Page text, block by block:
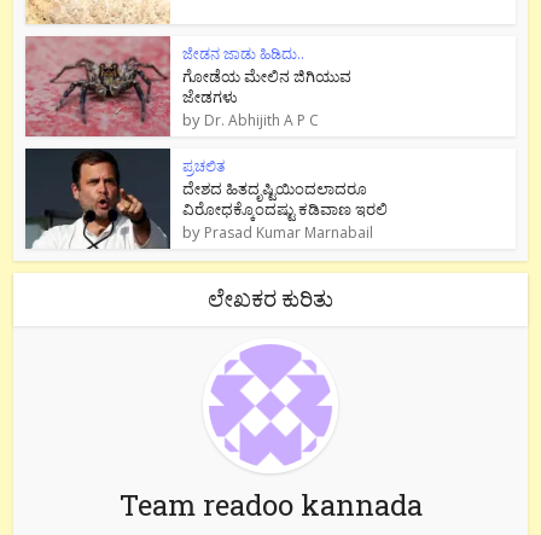
ಜೇಡನ ಜಾಡು ಹಿಡಿದು..
ಗೋಡೆಯ ಮೇಲಿನ ಜಿಗಿಯುವ
ಜೇಡಗಳು
by Dr. Abhijith A P C
ಪ್ರಚಲಿತ
ದೇಶದ ಹಿತದೃಷ್ಟಿಯಿಂದಲಾದರೂ
ವಿರೋಧಕ್ಕೊಂದಷ್ಟು ಕಡಿವಾಣ ಇರಲಿ
by Prasad Kumar Marnabail
ಲೇಖಕರ ಕುರಿತು
Team readoo kannada